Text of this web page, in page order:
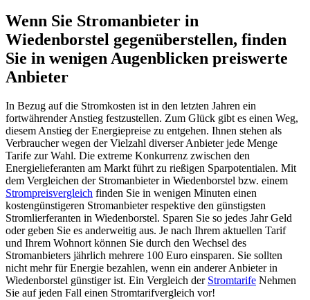
Wenn Sie Stromanbieter in
Wiedenborstel gegenüberstellen, finden
Sie in wenigen Augenblicken preiswerte
Anbieter
In Bezug auf die Stromkosten ist in den letzten Jahren ein
fortwährender Anstieg festzustellen. Zum Glück gibt es einen Weg,
diesem Anstieg der Energiepreise zu entgehen. Ihnen stehen als
Verbraucher wegen der Vielzahl diverser Anbieter jede Menge
Tarife zur Wahl. Die extreme Konkurrenz zwischen den
Energielieferanten am Markt führt zu rießigen Sparpotentialen. Mit
dem Vergleichen der Stromanbieter in Wiedenborstel bzw. einem
Strompreisvergleich finden Sie in wenigen Minuten einen
kostengünstigeren Stromanbieter respektive den günstigsten
Stromlierferanten in Wiedenborstel. Sparen Sie so jedes Jahr Geld
oder geben Sie es anderweitig aus. Je nach Ihrem aktuellen Tarif
und Ihrem Wohnort können Sie durch den Wechsel des
Stromanbieters jährlich mehrere 100 Euro einsparen. Sie sollten
nicht mehr für Energie bezahlen, wenn ein anderer Anbieter in
Wiedenborstel günstiger ist. Ein Vergleich der Stromtarife Nehmen
Sie auf jeden Fall einen Stromtarifvergleich vor!